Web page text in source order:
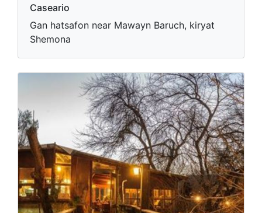
Caseario
Gan hatsafon near Mawayn Baruch, kiryat
Shemona